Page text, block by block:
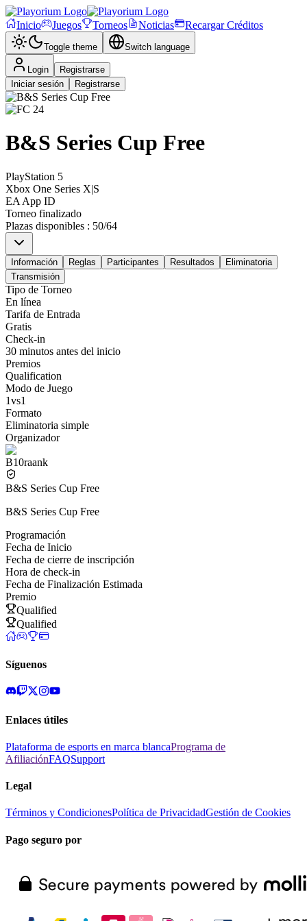
Inicio Juegos Torneos Noticias Recargar Créditos
Toggle theme Switch language
Login
Registrarse
Iniciar sesión
Registrarse
B&S Series Cup Free
PlayStation 5
Xbox One Series X|S
EA App ID
Torneo finalizado
Plazas disponibles : 50/64
Información Reglas Participantes Resultados
Eliminatoria
Transmisión
Tipo de Torneo
En línea
Tarifa de Entrada
Gratis
Check-in
30 minutos antes del inicio
Premios
Qualification
Modo de Juego
1vs1
Formato
Eliminatoria simple
Organizador
B10raank
B&S Series Cup Free
B&S Series Cup Free
Programación
Fecha de Inicio
Fecha de cierre de inscripción
Hora de check-in
Fecha de Finalización Estimada
Premio
Qualified
Qualified
Síguenos
Enlaces útiles
Plataforma de esports en marca blancaPrograma de
AfiliaciónFAQSupport
Legal
Términos y CondicionesPolítica de PrivacidadGestión de Cookies
Pago seguro por